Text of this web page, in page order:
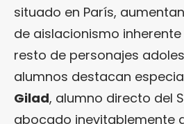
situado en París,
de aislacionismo
resto de personajes
alumnos destacan
Gilad, alumno directo del
abocado inevitablemente